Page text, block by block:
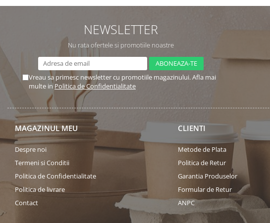
NEWSLETTER
Nu rata ofertele si promotiile noastre
Vreau sa primesc newsletter cu promotiile magazinului. Afla mai
multe in Politica de Confidentialitate
MAGAZINUL MEU
Despre noi
Termeni si Conditii
Politica de Confidentialitate
Politica de livrare
Contact
CLIENTI
Metode de Plata
Politica de Retur
Garantia Produselor
Formular de Retur
ANPC